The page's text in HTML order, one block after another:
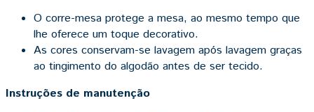
O corre-mesa protege a mesa, ao mesmo tempo que
lhe oferece um toque decorativo.
As cores conservam-se lavagem após lavagem graças
ao tingimento do algodão antes de ser tecido.
Instruções de manutenção